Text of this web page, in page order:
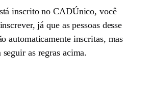
inscrito no CADÚnico, você
já que as pessoas desse
automaticamente inscritas, mas
as regras acima.